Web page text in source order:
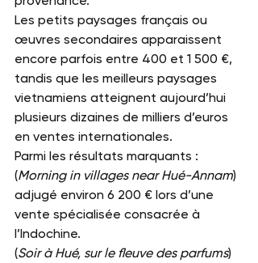
Les petits paysages français ou
œuvres secondaires apparaissent
encore parfois entre 400 et 1 500 €,
tandis que les meilleurs paysages
vietnamiens atteignent aujourd’hui
plusieurs dizaines de milliers d’euros
en ventes internationales.
Parmi les résultats marquants :
(Morning in villages near Hué-Annam)
adjugé environ 6 200 € lors d’une
vente spécialisée consacrée à
l’Indochine.
(Soir à Hué, sur le fleuve des parfums)